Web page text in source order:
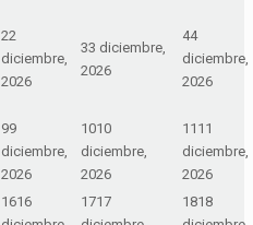
22
diciembre,
2026
33 diciembre,
2026
44
diciembre,
2026
99
diciembre,
2026
1010
diciembre,
2026
11 11
diciembre,
2026
1616
1717
1818